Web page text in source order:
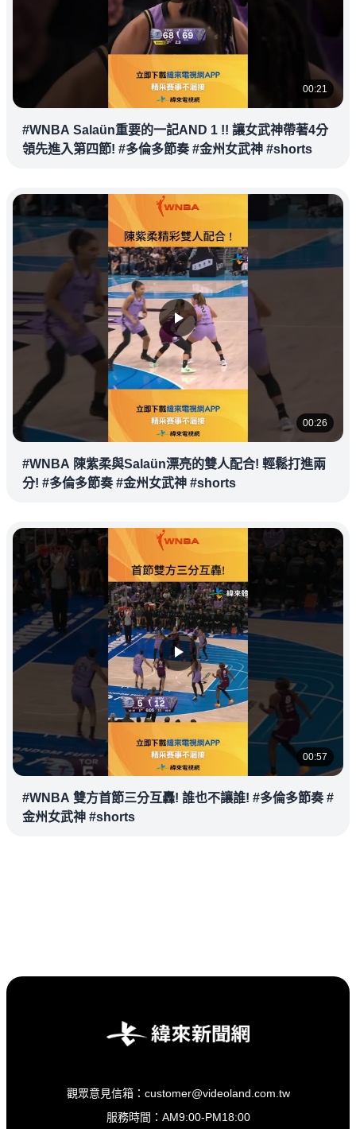
00:21
#WNBA Salaün重要的一記AND 1 !! 讓女武神帶著4分
領先進入第四節! #多倫多節奏 #金州女武神 #shorts
00:26
#WNBA 陳紫柔與Salaün漂亮的雙人配合! 輕鬆打進兩
分! #多倫多節奏 #金州女武神 #shorts
00:57
#WNBA 雙方首節三分互轟! 誰也不讓誰! #多倫多節奏 #
金州女武神 #shorts
觀眾意見信箱：customer@videoland.com.tw
服務時間：AM9:00-PM18:00